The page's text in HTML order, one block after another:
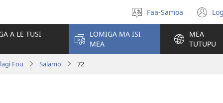
Filifili
le
gagana
Faa-Samoa
se
A LE TUSI
LOMIGA MA ISI
MEA
MEA
TUTUPU
Fou Salamo 72